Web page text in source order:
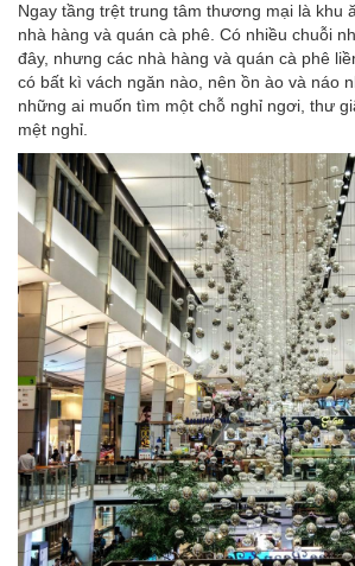
Ngay tầng trệt trung tâm thương mại là khu
nhà hàng và quán cà phê. Có nhiều chuỗi
đây, nhưng các nhà hàng và quán cà phê
có bất kì vách ngăn nào, nên ồn ào và náo
những ai muốn tìm một chỗ nghỉ ngơi, thư
mệt nghỉ.